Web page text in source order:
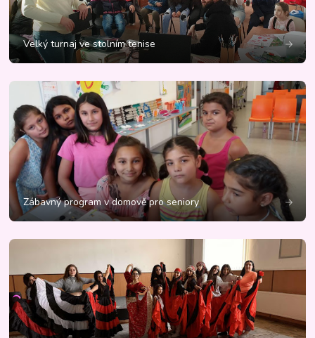
Velký turnaj ve stolním tenise
Zábavný program v domově pro seniory